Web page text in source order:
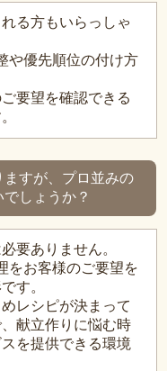
る方もいらっしゃ
や優先順位の付け方
要望を確認できる
すが、プロ並みの
しょうか？
要ありません。
をお客様のご要望を
す。
レシピが決まって
献立作りに悩む時
を提供できる環境